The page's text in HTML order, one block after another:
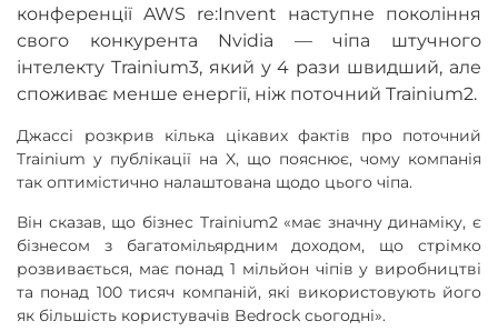
конференції AWS re:Invent наступне покоління
свого конкурента Nvidia — чіпа штучного
інтелекту Trainium3, який у 4 рази швидший, але
споживає менше енергії, ніж поточний Trainium2.
Джассі розкрив кілька цікавих фактів про поточний
Trainium у публікації на X, що пояснює, чому компанія
так оптимістично налаштована щодо цього чіпа.
Він сказав, що бізнес Trainium2 «має значну динаміку, є
бізнесом з багатомільярдним доходом, що стрімко
розвивається, має понад 1 мільйон чіпів у виробництві
та понад 100 тисяч компаній, які використовують його
як більшість користувачів Bedrock сьогодні».